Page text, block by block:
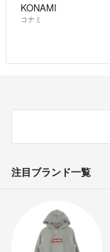
KONAMI
コナミ
注目ブランド一覧